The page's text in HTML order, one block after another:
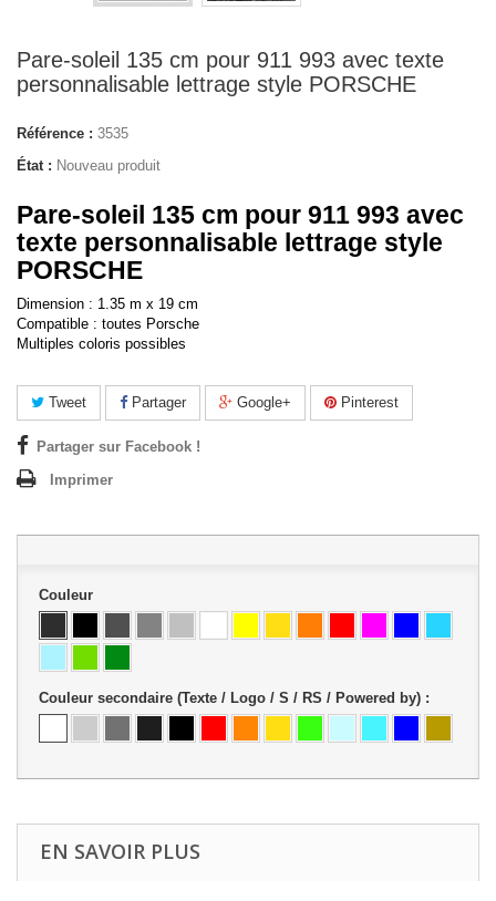
Pare-soleil 135 cm pour 911 993 avec texte
personnalisable lettrage style PORSCHE
Référence : 3535
État : Nouveau produit
Pare-soleil 135 cm pour 911 993 avec
texte personnalisable lettrage style
PORSCHE
Dimension : 1.35 m x 19 cm
Compatible : toutes Porsche
Multiples coloris possibles
Tweet Partager Google+ Pinterest
Partager sur Facebook !
Imprimer
Couleur
Couleur secondaire (Texte / Logo / S / RS / Powered by) :
EN SAVOIR PLUS